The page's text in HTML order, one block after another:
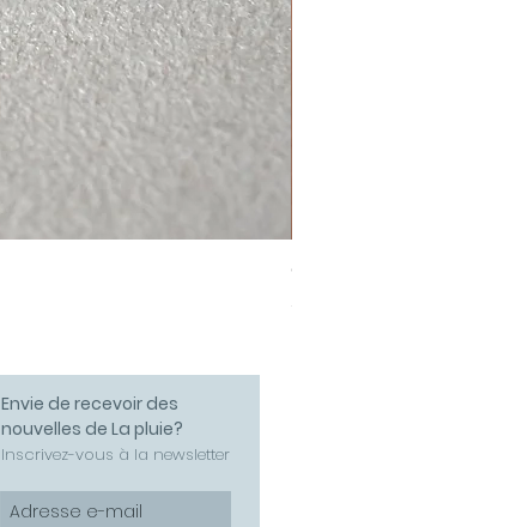
Collier Amour
Prix
58,00 €
Envie de recevoir des
nouvelles de La pluie?
Inscrivez-vous à la newsletter